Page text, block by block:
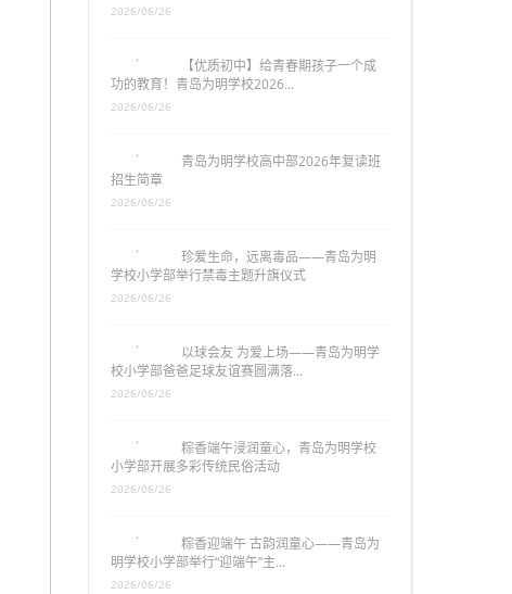
【优质初中】给青春期孩子一个成
功的教育！青岛为明学校2026…
2026/06/26
青岛为明学校高中部2026年复读班
招生简章
2026/06/26
珍爱生命，远离毒品——青岛为明
学校小学部举行禁毒主题升旗仪式
以球会友 为爱上场——青岛为明学
校小学部爸爸足球友谊赛圆满落…
粽香端午浸润童心，青岛为明学校
小学部开展多彩传统民俗活动
2026/06/26
粽香迎端午 古韵润童心——青岛为
明学校小学部举行“迎端午”主…
2026/06/26